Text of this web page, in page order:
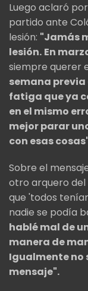
Luego aclaró
partido ante
lesión: "Jamás
lesión. En
siempre querer
semana
fatiga que ya
en el mismo
mejor parar
con esas
Sobre el
otro arquero
que 'todos
nadie se podía
hablé mal de
manera de
Igualmente no
mensaje".